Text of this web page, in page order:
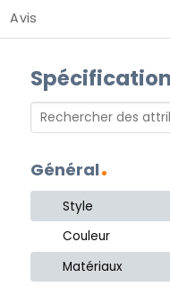
Avis
Général
Style
Couleur
Matériaux